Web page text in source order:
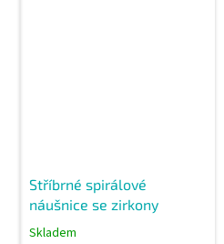
Stříbrné spirálové
náušnice se zirkony
Skladem